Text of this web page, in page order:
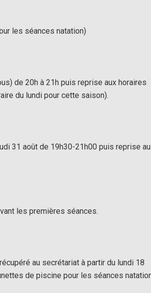
les séances natation)
de 20h à 21h puis reprise aux horaires
du lundi pour cette saison).
31 août de 19h30-21h00 puis reprise
les premières séances.
au secrétariat à partir du lundi 18
de piscine pour les séances